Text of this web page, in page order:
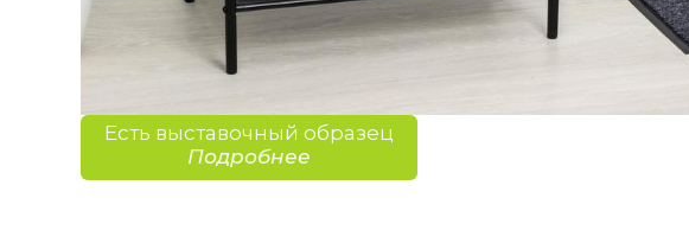
Есть выставочный образец
Подробнее